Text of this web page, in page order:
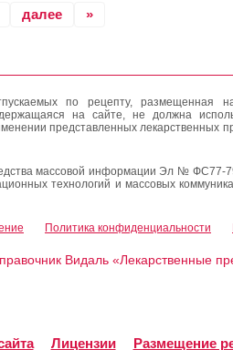
далее »
по рецепту, размещенная
на сайте, не должна
представленных лекарственных
массовой информации Эл № ФС77-
технологий и массовых
Политика конфиденциальности
Видаль «Лекарственные
Лицензии Размещение